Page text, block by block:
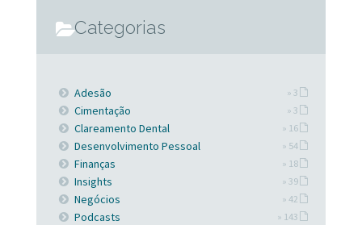
Categorias
Adesão » 3
Cimentação » 3
Clareamento Dental » 16
Desenvolvimento Pessoal » 54
Finanças » 18
Insights » 39
Negócios » 42
Podcasts » 143